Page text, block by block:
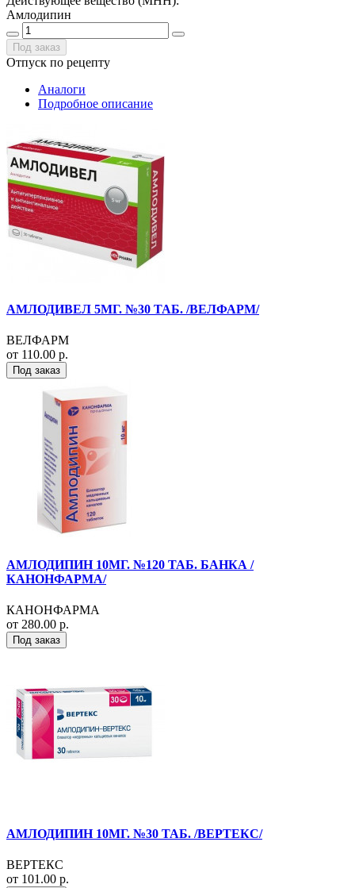
Амлодипин
Под заказ
Отпуск по рецепту
Аналоги
Подробное описание
АМЛОДИВЕЛ 5МГ. №30 ТАБ. /ВЕЛФАРМ/
ВЕЛФАРМ
от 110.00 р.
Под заказ
АМЛОДИПИН 10МГ. №120 ТАБ. БАНКА /
КАНОНФАРМА/
КАНОНФАРМА
от 280.00 р.
Под заказ
АМЛОДИПИН 10МГ. №30 ТАБ. /ВЕРТЕКС/
ВЕРТЕКС
от 101.00 р.